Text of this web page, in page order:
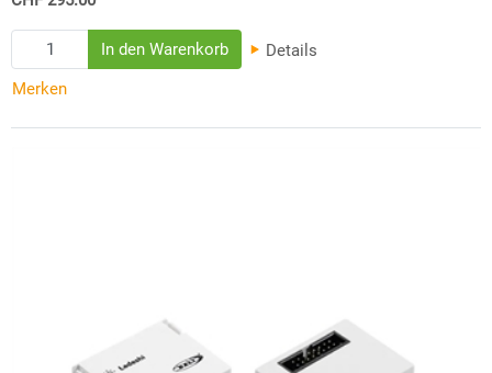
Details
Merken